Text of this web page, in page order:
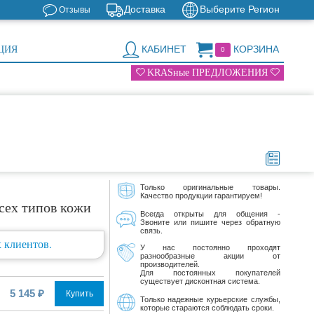
Выберите Регион
Доставка
Отзывы
0 КОРЗИНА
КАБИНЕТ
KRASные ПРЕДЛОЖЕНИЯ
типов кожи
клиентов.
5 145 ₽ Купить
Только оригинальные товары.
Качество продукции гарантируем!
Всегда открыты для общения -
Звоните или пишите через обратную
связь.
У нас постоянно проходят
разнообразные акции от
производителей.
Для постоянных покупателей
существует дисконтная система.
Только надежные курьерские службы,
которые стараются соблюдать сроки.